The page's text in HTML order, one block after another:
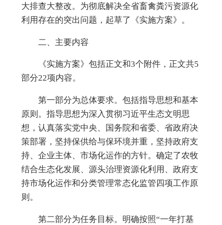
大排查大整改。 为彻底解决全省畜禽粪污资源化
利用存在的突出问题， 起草了 《实施方案》。
二、主要内容
《实施方案》包括正文和3个附件，正文共5
部分22项内容。
第一部分为总体要求。 包括指导思想和基本
原则。指导思想为深入贯彻习近平生态文明思
想，认真落实党中央、国务院和省委、省政府决
策部署，坚持保供给与保环境并重，坚持政府支
持、企业主体、市场化运作的方针。确定了农牧
结合生态化发展、源头治理资源化利用、政府支
持市场化运作和分类管理常态化监管四项工作原
则。
第二部分为任务目标。 明确按照“一年打基